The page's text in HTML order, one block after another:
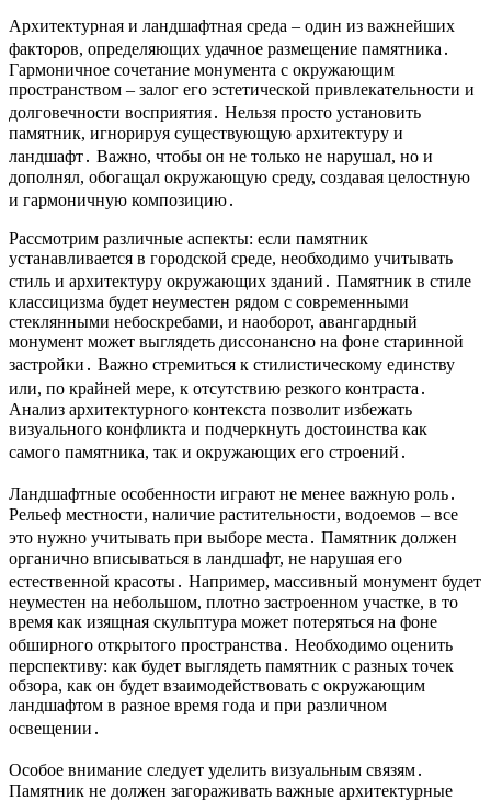
Архитектурная и ландшафтная среда – один из важнейших
факторов, определяющих удачное размещение памятника․
Гармоничное сочетание монумента с окружающим
пространством – залог его эстетической привлекательности и
долговечности восприятия․ Нельзя просто установить
памятник, игнорируя существующую архитектуру и
ландшафт․ Важно, чтобы он не только не нарушал, но и
дополнял, обогащал окружающую среду, создавая целостную
и гармоничную композицию․
Рассмотрим различные аспекты: если памятник
устанавливается в городской среде, необходимо учитывать
стиль и архитектуру окружающих зданий․ Памятник в стиле
классицизма будет неуместен рядом с современными
стеклянными небоскребами, и наоборот, авангардный
монумент может выглядеть диссонансно на фоне старинной
застройки․ Важно стремиться к стилистическому единству
или, по крайней мере, к отсутствию резкого контраста․
Анализ архитектурного контекста позволит избежать
визуального конфликта и подчеркнуть достоинства как
самого памятника, так и окружающих его строений․
Ландшафтные особенности играют не менее важную роль․
Рельеф местности, наличие растительности, водоемов – все
это нужно учитывать при выборе места․ Памятник должен
органично вписываться в ландшафт, не нарушая его
естественной красоты․ Например, массивный монумент будет
неуместен на небольшом, плотно застроенном участке, в то
время как изящная скульптура может потеряться на фоне
обширного открытого пространства․ Необходимо оценить
перспективу: как будет выглядеть памятник с разных точек
обзора, как он будет взаимодействовать с окружающим
ландшафтом в разное время года и при различном
освещении․
Особое внимание следует уделить визуальным связям․
Памятник не должен загораживать важные архитектурные